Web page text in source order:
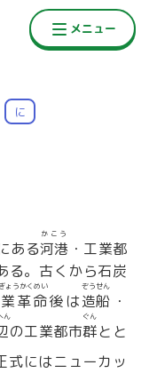
に
ある河港
かこう
・工業都
る。古くから石炭
革命
ょうかくめい
後は造船
ぞうせん
・
ん
の工業都市群
ぐん
とと
にはニューカッ